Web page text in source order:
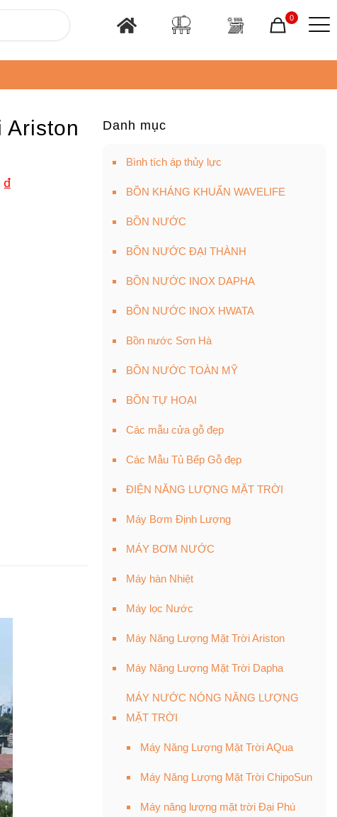
0
₫
Danh mục
Bình tích áp thủy lực
BỒN KHÁNG KHUẨN WAVELIFE
BỒN NƯỚC
BỒN NƯỚC ĐẠI THÀNH
BỒN NƯỚC INOX DAPHA
BỒN NƯỚC INOX HWATA
Bồn nước Sơn Hà
BỒN NƯỚC TOÀN MỸ
BỒN TỰ HOẠI
Các mẫu cửa gỗ đẹp
Các Mẫu Tủ Bếp Gỗ đẹp
ĐIỆN NĂNG LƯỢNG MẶT TRỜI
Máy Bơm Định Lượng
MÁY BƠM NƯỚC
Máy hàn Nhiệt
Máy lọc Nước
Máy Năng Lượng Mặt Trời Ariston
Máy Năng Lượng Mặt Trời Dapha
MÁY NƯỚC NÓNG NĂNG LƯỢNG
MẶT TRỜI
Máy Năng Lượng Mặt Trời AQua
Máy Năng Lượng Mặt Trời ChipoSun
Máy năng lượng mặt trời Đại Phú